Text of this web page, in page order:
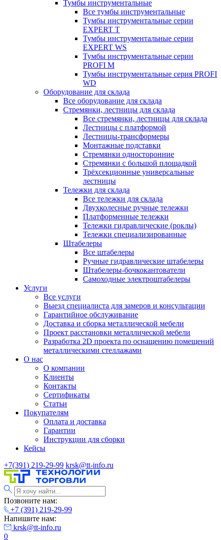
Тумбы инструментальные
Все тумбы инструментальные
Тумбы инструментальные серии
EXPERT T
Тумбы инструментальные серии
EXPERT WS
Тумбы инструментальные серии
PROFI M
Тумбы инструментальные серия PROFI
WD
Оборудование для склада
Все оборудование для склада
Стремянки, лестницы для склада
Все стремянки, лестницы для склада
Лестницы с платформой
Лестницы-трансформеры
Монтажные подставки
Стремянки односторонние
Стремянки с большой площадкой
Трёхсекционные универсальные
лестницы
Тележки для склада
Все тележки для склада
Двухколесные ручные тележки
Платформенные тележки
Тележки гидравлические (роклы)
Тележки специализированные
Штабелеры
Все штабелеры
Ручные гидравлические штабелеры
Штабелеры-бочкокантователи
Самоходные электроштабелеры
Услуги
Все услуги
Выезд специалиста для замеров и консультации
Гарантийное обслуживание
Доставка и сборка металлической мебели
Проект расстановки металлической мебели
Разработка 2D проекта по оснащению помещений
металлическими стеллажами
О нас
О компании
Клиенты
Контакты
Сертификаты
Статьи
Покупателям
Оплата и доставка
Гарантии
Инструкции для сборки
Кейсы
+7(391) 219-29-99 krsk@tt-info.ru
Позвоните нам:
+7 (391) 219-29-99
Напишите нам:
krsk@tt-info.ru
0